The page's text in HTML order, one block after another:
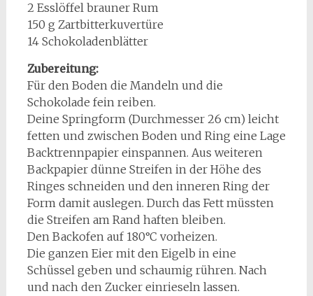
2 Esslöffel brauner Rum
150 g Zartbitterkuvertüre
14 Schokoladenblätter
Zubereitung:
Für den Boden die Mandeln und die
Schokolade fein reiben.
Deine Springform (Durchmesser 26 cm) leicht
fetten und zwischen Boden und Ring eine Lage
Backtrennpapier einspannen. Aus weiteren
Backpapier dünne Streifen in der Höhe des
Ringes schneiden und den inneren Ring der
Form damit auslegen. Durch das Fett müssten
die Streifen am Rand haften bleiben.
Den Backofen auf 180°C vorheizen.
Die ganzen Eier mit den Eigelb in eine
Schüssel geben und schaumig rühren. Nach
und nach den Zucker einrieseln lassen.